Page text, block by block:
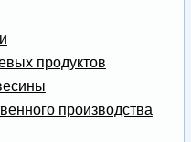
продуктов
производства